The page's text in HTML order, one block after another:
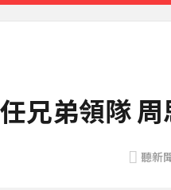
！搶先卡位 2027
育旅遊
2分鐘前
兄弟領隊
聽新